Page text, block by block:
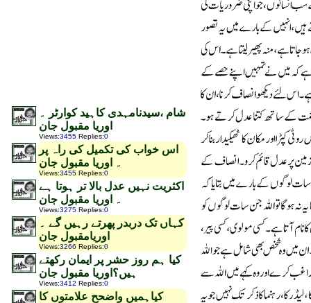
شام ،سیدنامہدی کاہید کوارٹر ۔
اوریا مقبول جان
Views:3455 Replies:0
اس خواب کی تکمیل کی راہ پر
۔ اوریا مقبول جان
Views:3455 Replies:0
اکثریت نہیں عدل بالا تر ہوتا ہے
۔ اوریا مقبول جان
Views:3275 Replies:0
کہاں تک دربدر پھرتے رہیں گے ۔
اوریامقبول جان
Views:3266 Replies:0
کیا ہم روز حشر پر ایمان رکھتے
ہیں؟اوریا مقبول جان
Views:3412 Replies:0
کیاہمیں واضحح علامتوں کا